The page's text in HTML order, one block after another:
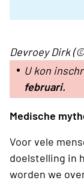
Devroey Dirk
U kon
februari.
Medische
Voor vele
doelstelling in
worden we